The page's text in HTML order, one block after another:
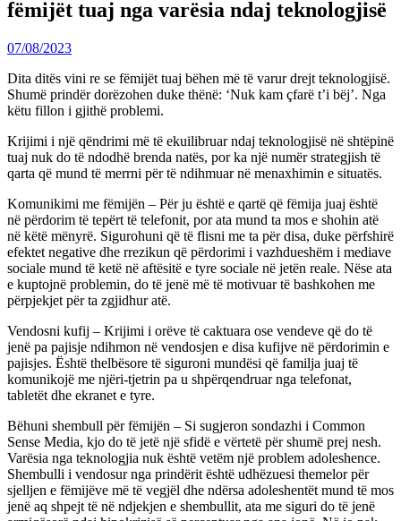
fëmijët tuaj nga varësia ndaj teknologjisë
07/08/2023
Dita ditës vini re se fëmijët tuaj bëhen më të varur drejt teknologjisë.
Shumë prindër dorëzohen duke thënë: ‘Nuk kam çfarë t’i bëj’. Nga
këtu fillon i gjithë problemi.
Krijimi i një qëndrimi më të ekuilibruar ndaj teknologjisë në shtëpinë
tuaj nuk do të ndodhë brenda natës, por ka një numër strategjish të
qarta që mund të merrni për të ndihmuar në menaxhimin e situatës.
Komunikimi me fëmijën – Për ju është e qartë që fëmija juaj është
në përdorim të tepërt të telefonit, por ata mund ta mos e shohin atë
në këtë mënyrë. Sigurohuni që të flisni me ta për disa, duke përfshirë
efektet negative dhe rrezikun që përdorimi i vazhdueshëm i mediave
sociale mund të ketë në aftësitë e tyre sociale në jetën reale. Nëse ata
e kuptojnë problemin, do të jenë më të motivuar të bashkohen me
përpjekjet për ta zgjidhur atë.
Vendosni kufij – Krijimi i orëve të caktuara ose vendeve që do të
jenë pa pajisje ndihmon në vendosjen e disa kufijve në përdorimin e
pajisjes. Është thelbësore të siguroni mundësi që familja juaj të
komunikojë me njëri-tjetrin pa u shpërqendruar nga telefonat,
tabletët dhe ekranet e tyre.
Bëhuni shembull për fëmijën – Si sugjeron sondazhi i Common
Sense Media, kjo do të jetë një sfidë e vërtetë për shumë prej nesh.
Varësia nga teknologjia nuk është vetëm një problem adoleshence.
Shembulli i vendosur nga prindërit është udhëzuesi themelor për
sjelljen e fëmijëve më të vegjël dhe ndërsa adoleshentët mund të mos
jenë aq shpejt të në ndjekjen e shembullit, ata me siguri do të jenë